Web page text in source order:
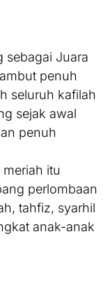
sebagai Juara
penuh
seluruh kafilah
sejak awal
penuh
itu
perlombaan
tahfiz, syarhil
anak-anak